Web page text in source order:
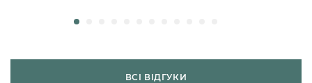
ВСІ ВІДГУКИ